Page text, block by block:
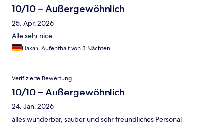
10/10 – Außergewöhnlich
25. Apr. 2026
Alle sehr nice
Hakan, Aufenthalt von 3 Nächten
Verifizierte Bewertung
10/10 – Außergewöhnlich
24. Jan. 2026
alles wunderbar, sauber und sehr freundliches Personal